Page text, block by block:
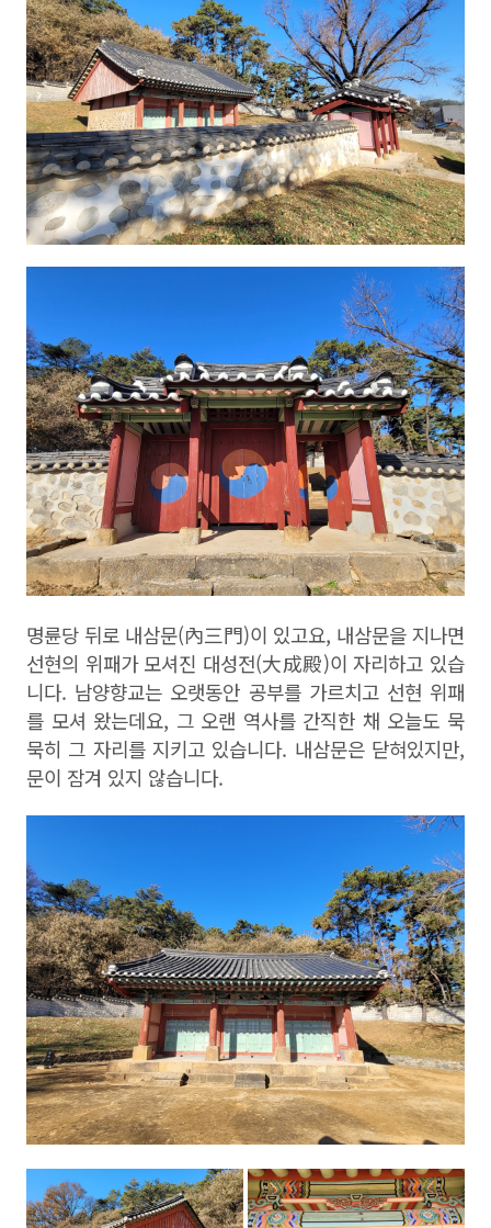
명륜당 뒤로 내삼문(內三門)이 있고요, 내삼문을 지나면
선현의 위패가 모셔진 대성전(大成殿)이 자리하고 있습
니다. 남양향교는 오랫동안 공부를 가르치고 선현 위패
를 모셔 왔는데요, 그 오랜 역사를 간직한 채 오늘도 묵
묵히 그 자리를 지키고 있습니다. 내삼문은 닫혀있지만,
문이 잠겨 있지 않습니다.